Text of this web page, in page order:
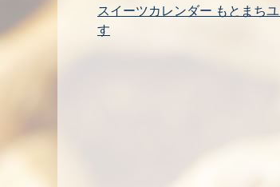
投
稿
スイーツカレンダー もとまち
す